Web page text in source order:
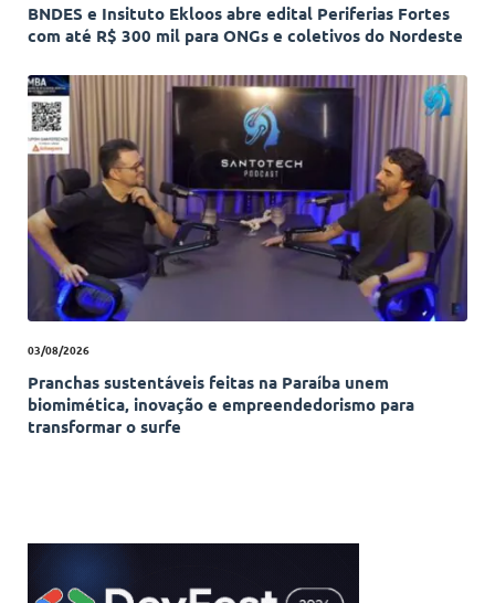
BNDES e Insituto Ekloos abre edital Periferias Fortes
com até R$ 300 mil para ONGs e coletivos do Nordeste
03/08/2026
Pranchas sustentáveis feitas na Paraíba unem
biomimética, inovação e empreendedorismo para
transformar o surfe